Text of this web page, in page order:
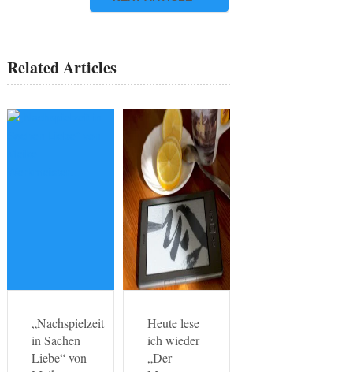
Related Articles
„Nachspielzeit
in Sachen
Liebe“ von
Heute lese
ich wieder
„Der